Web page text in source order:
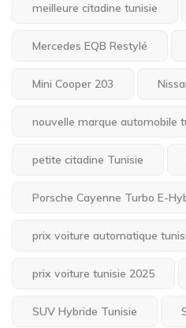
meilleure citadine tunisie
Mercedes EQB Restylé
Mini Cooper 203
nouvelle marque automobile
petite citadine Tunisie
Porsche Cayenne Turbo E-
prix voiture automatique
prix voiture tunisie 2025
SUV Hybride Tunisie